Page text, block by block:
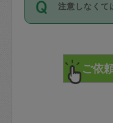
詳細FAQ：
72時間を超
料が発生し
直前キャン
72時間前〜
まず、条件
みてくださ
その後、一
が必要です
ジさんと依
てください。
不在時に部
注意しなくて
で、必ず鍵
れて依頼者
けてください